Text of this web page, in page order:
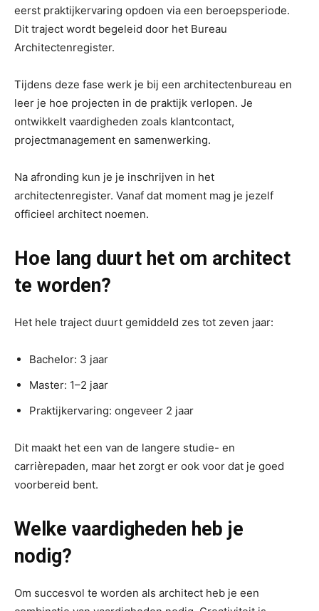
eerst praktijkervaring opdoen via een beroepsperiode.
Dit traject wordt begeleid door het Bureau
Architectenregister.
Tijdens deze fase werk je bij een architectenbureau en
leer je hoe projecten in de praktijk verlopen. Je
ontwikkelt vaardigheden zoals klantcontact,
projectmanagement en samenwerking.
Na afronding kun je je inschrijven in het
architectenregister. Vanaf dat moment mag je jezelf
officieel architect noemen.
Hoe lang duurt het om architect
te worden?
Het hele traject duurt gemiddeld zes tot zeven jaar:
Bachelor: 3 jaar
Master: 1–2 jaar
Praktijkervaring: ongeveer 2 jaar
Dit maakt het een van de langere studie- en
carrièrepaden, maar het zorgt er ook voor dat je goed
voorbereid bent.
Welke vaardigheden heb je
nodig?
Om succesvol te worden als architect heb je een